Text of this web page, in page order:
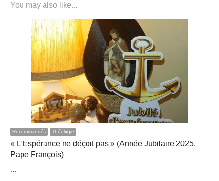
You may also like...
Recommandés Théologie
« L’Espérance ne déçoit pas » (Année Jubilaire 2025,
Pape François)